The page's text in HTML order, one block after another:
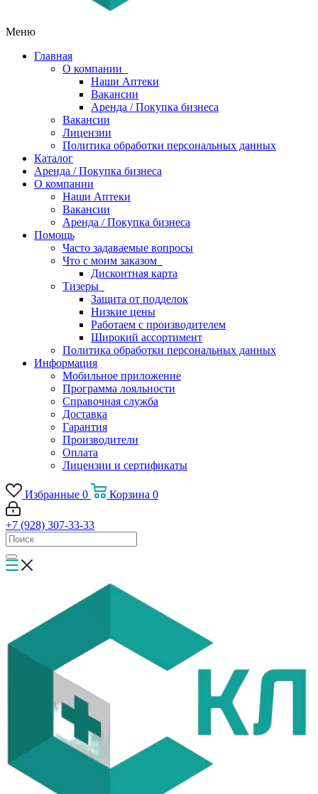
Меню
Главная
О компании
Наши Аптеки
Вакансии
Аренда / Покупка бизнеса
Вакансии
Лицензии
Политика обработки персональных данных
Каталог
Аренда / Покупка бизнеса
О компании
Наши Аптеки
Вакансии
Аренда / Покупка бизнеса
Помощь
Часто задаваемые вопросы
Что с моим заказом
Дисконтная карта
Тизеры
Защита от подделок
Низкие цены
Работаем с производителем
Широкий ассортимент
Политика обработки персональных данных
Информация
Мобильное приложение
Программа лояльности
Справочная служба
Доставка
Гарантия
Производители
Оплата
Лицензии и сертификаты
Избранные 0 Корзина 0
+7 (928) 307-33-33